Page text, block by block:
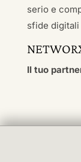
serio e
sfide
Il tuo